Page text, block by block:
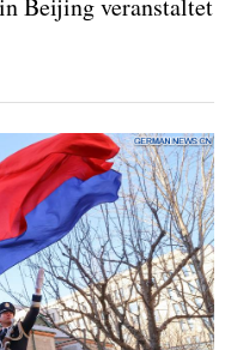
Beijing veranstaltet